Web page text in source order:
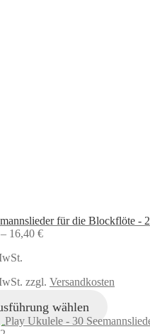
für die Blockflöte - 2
– 16,40 €
zzgl. Versandkosten
wählen